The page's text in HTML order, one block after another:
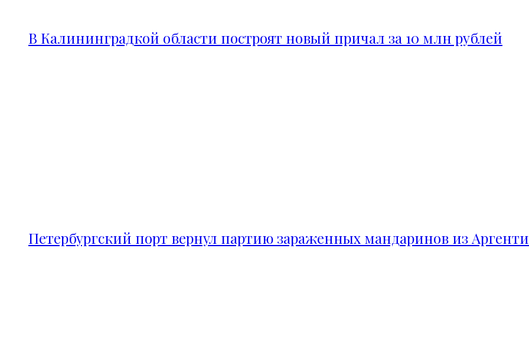
В Калининградкой области построят новый причал за 10 млн рублей
Петербургский порт вернул партию зараженных мандаринов из